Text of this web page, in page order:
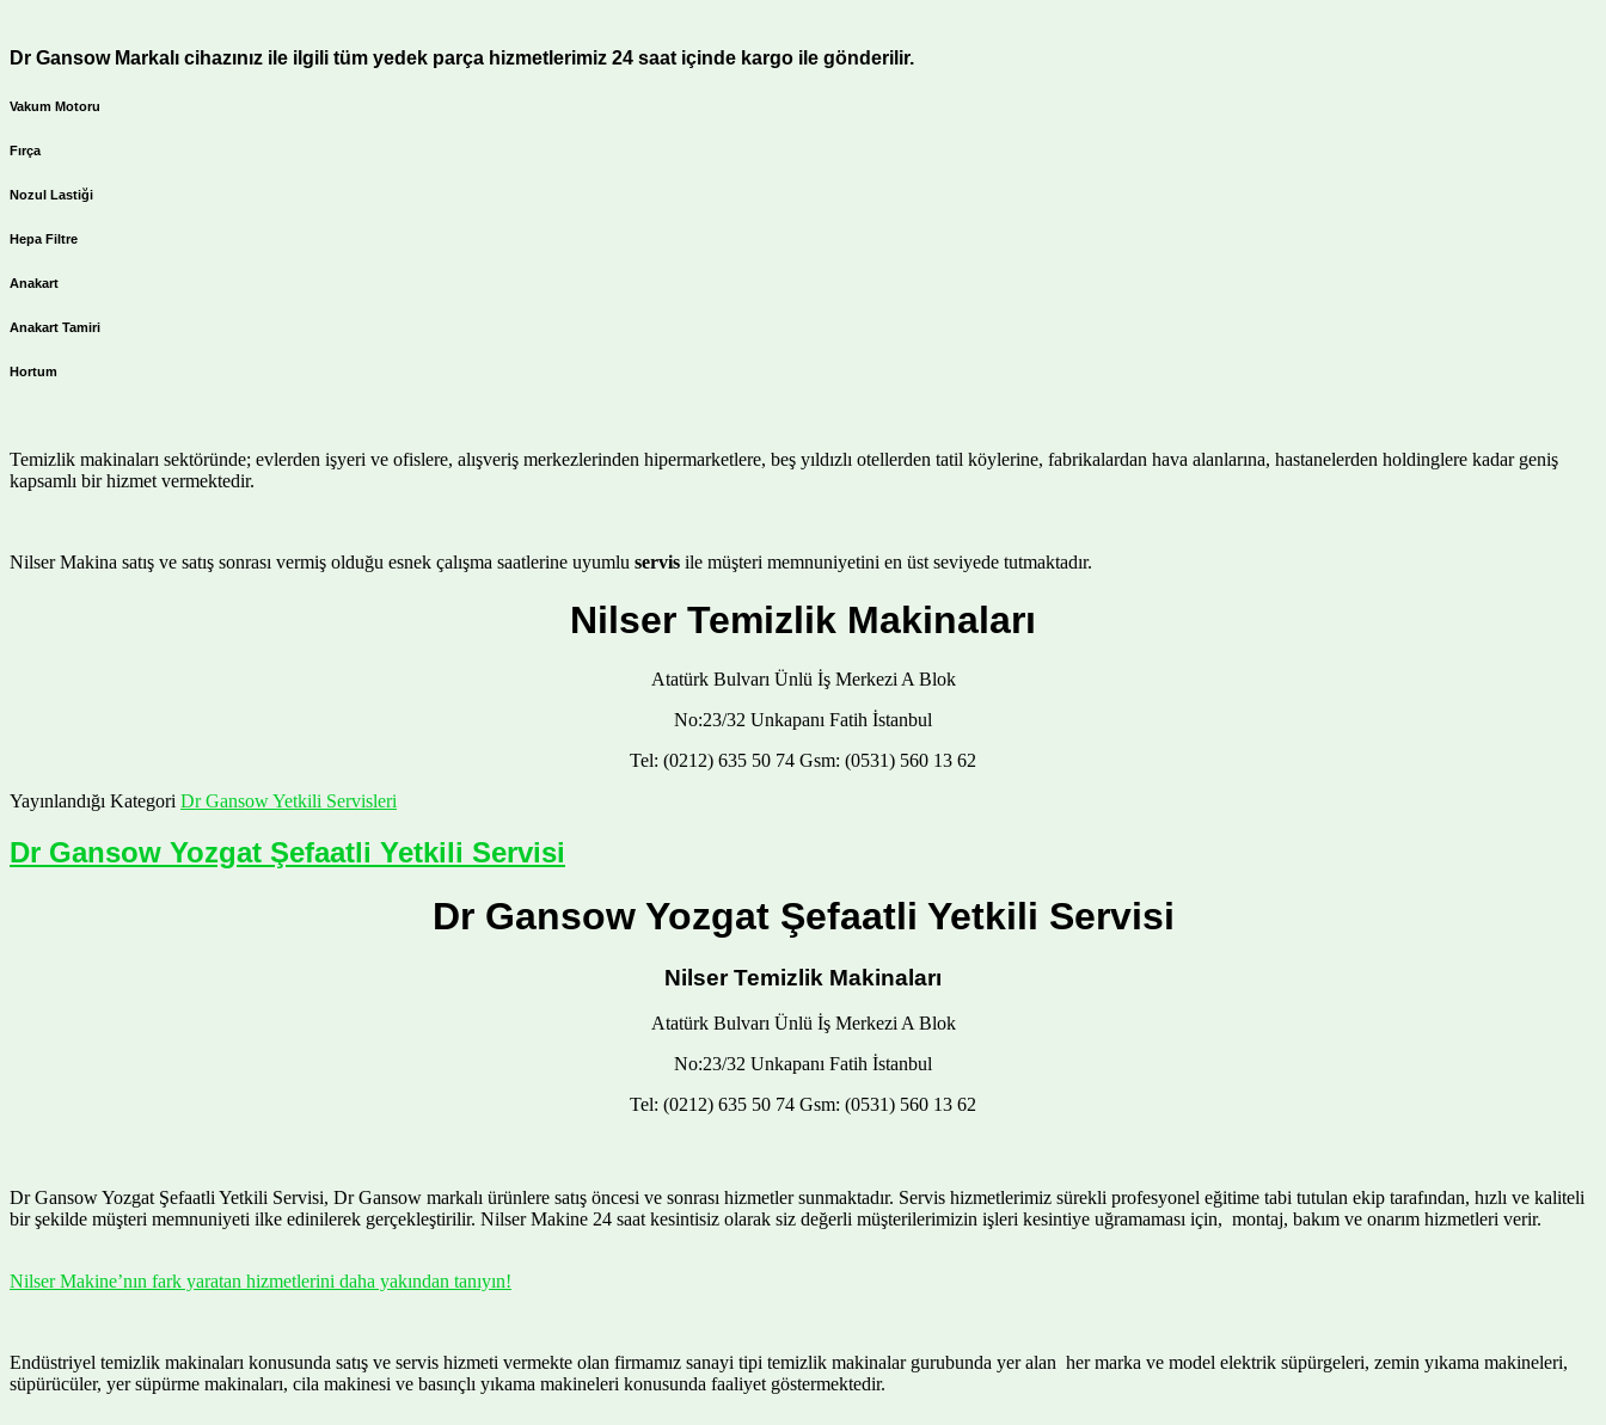
Dr Gansow Markalı cihazınız ile ilgili tüm yedek parça hizmetlerimiz 24 saat içinde kargo ile gönderilir.
Vakum Motoru
Fırça
Nozul Lastiği
Hepa Filtre
Anakart
Anakart Tamiri
Hortum
Temizlik makinaları sektöründe; evlerden işyeri ve ofislere, alışveriş merkezlerinden hipermarketlere, beş yıldızlı otellerden tatil köylerine, fabrikalardan hava alanlarına, hastanelerden holdinglere kadar geniş
kapsamlı bir hizmet vermektedir.
Nilser Makina satış ve satış sonrası vermiş olduğu esnek çalışma saatlerine uyumlu servis ile müşteri memnuniyetini en üst seviyede tutmaktadır.
Nilser Temizlik Makinaları
Atatürk Bulvarı Ünlü İş Merkezi A Blok
No:23/32 Unkapanı Fatih İstanbul
Tel: (0212) 635 50 74 Gsm: (0531) 560 13 62
Yayınlandığı Kategori Dr Gansow Yetkili Servisleri
Dr Gansow Yozgat Şefaatli Yetkili Servisi
Dr Gansow Yozgat Şefaatli Yetkili Servisi
Nilser Temizlik Makinaları
Atatürk Bulvarı Ünlü İş Merkezi A Blok
No:23/32 Unkapanı Fatih İstanbul
Tel: (0212) 635 50 74 Gsm: (0531) 560 13 62
Dr Gansow Yozgat Şefaatli Yetkili Servisi, Dr Gansow markalı ürünlere satış öncesi ve sonrası hizmetler sunmaktadır. Servis hizmetlerimiz sürekli profesyonel eğitime tabi tutulan ekip tarafından, hızlı ve kaliteli
bir şekilde müşteri memnuniyeti ilke edinilerek gerçekleştirilir. Nilser Makine 24 saat kesintisiz olarak siz değerli müşterilerimizin işleri kesintiye uğramaması için, montaj, bakım ve onarım hizmetleri verir.
Nilser Makine’nın fark yaratan hizmetlerini daha yakından tanıyın!
Endüstriyel temizlik makinaları konusunda satış ve servis hizmeti vermekte olan firmamız sanayi tipi temizlik makinalar gurubunda yer alan her marka ve model elektrik süpürgeleri, zemin yıkama makineleri,
süpürücüler, yer süpürme makinaları, cila makinesi ve basınçlı yıkama makineleri konusunda faaliyet göstermektedir.